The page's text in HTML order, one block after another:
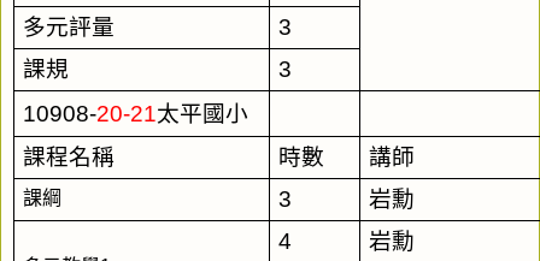
多元評量
3
課規
3
10908-20-21太平國小
課程名稱
時數 講師
課綱 3 岩勳
4 岩勳